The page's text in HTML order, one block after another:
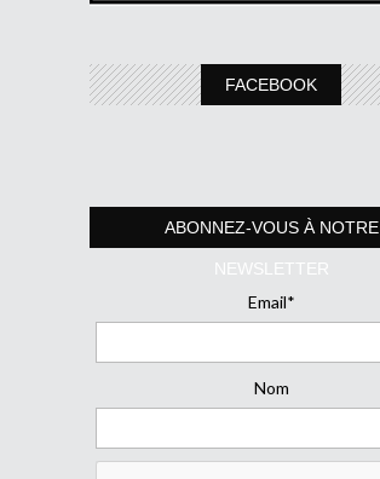
FACEBOOK
ABONNEZ-VOUS À NOTRE
NEWSLETTER
Email*
Nom